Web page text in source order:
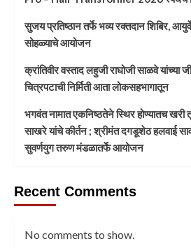
सुजय प्रतिष्ठान तर्फे भव्य रक्तदान शिबिर,
सोहळ्याचे आयोजन
क्रांतिवीर वस्ताद लहुजी राघोजी साळवे यांच्या
चित्रपटाची निर्मिती आता लोकसहभागातून
भगवंत नामात एकनिष्ठतेने स्थिर होण्यातच खरी
साखरे यांचे कीर्तन ; श्रीमंत दगडूशेठ हलवाई
सुवर्णयुग तरुण मंडळातर्फे आयोजन
Recent Comments
No comments to show.